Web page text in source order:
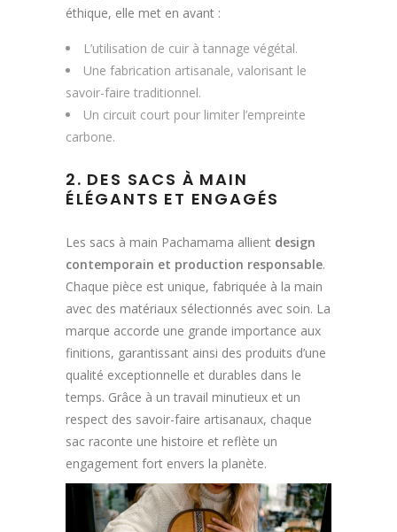
éthique, elle met en avant :
L’utilisation de cuir à tannage végétal.
Une fabrication artisanale, valorisant le
savoir-faire traditionnel.
Un circuit court pour limiter l’empreinte
carbone.
2. DES SACS À MAIN
ÉLÉGANTS ET ENGAGÉS
Les sacs à main Pachamama allient design
contemporain et production responsable.
Chaque pièce est unique, fabriquée à la main
avec des matériaux sélectionnés avec soin. La
marque accorde une grande importance aux
finitions, garantissant ainsi des produits d’une
qualité exceptionnelle et durables dans le
temps. Grâce à un travail minutieux et un
respect des savoir-faire artisanaux, chaque
sac raconte une histoire et reflète un
engagement fort envers la planète.